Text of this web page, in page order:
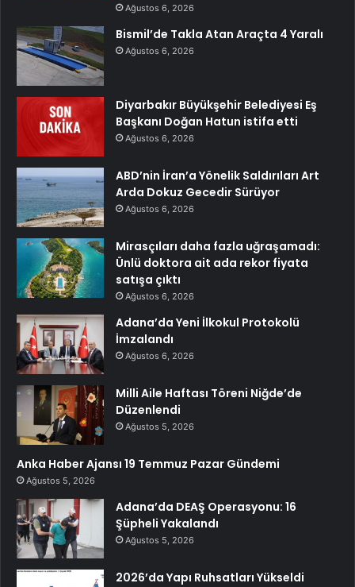
Ağustos 6, 2026
Bismil’de Takla Atan Araçta 4 Yaralı
Ağustos 6, 2026
Diyarbakır Büyükşehir Belediyesi Eş
Başkanı Doğan Hatun istifa etti
Ağustos 6, 2026
ABD’nin İran’a Yönelik Saldırıları Art
Arda Dokuz Gecedir Sürüyor
Ağustos 6, 2026
Mirasçıları daha fazla uğraşamadı:
Ünlü doktora ait ada rekor fiyata
satışa çıktı
Ağustos 6, 2026
Adana’da Yeni İlkokul Protokolü
İmzalandı
Ağustos 6, 2026
Milli Aile Haftası Töreni Niğde’de
Düzenlendi
Ağustos 5, 2026
Anka Haber Ajansı 19 Temmuz Pazar Gündemi
Ağustos 5, 2026
Adana’da DEAŞ Operasyonu: 16
Şüpheli Yakalandı
Ağustos 5, 2026
2026’da Yapı Ruhsatları Yükseldi